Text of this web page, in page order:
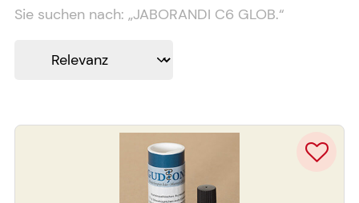
Sie suchen nach: „JABORANDI C6 GLOB.“